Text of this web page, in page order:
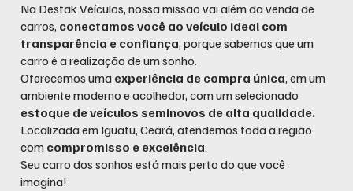
Na Destak Veículos, nossa missão vai além da venda de
carros, conectamos você ao veículo ideal com
transparência e confiança, porque sabemos que um
carro é a realização de um sonho.
Oferecemos uma experiência de compra única, em um
ambiente moderno e acolhedor, com um selecionado
estoque de veículos seminovos de alta qualidade.
Localizada em Iguatu, Ceará, atendemos toda a região
com compromisso e excelência.
Seu carro dos sonhos está mais perto do que você
imagina!